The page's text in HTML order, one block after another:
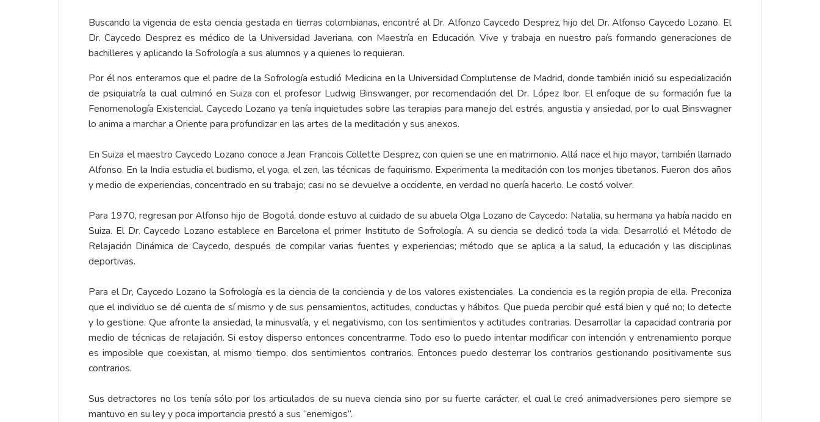
Buscando la vigencia de esta ciencia gestada en tierras colombianas, encontré al Dr. Alfonzo Caycedo Desprez, hijo del Dr. Alfonso Caycedo Lozano. El
Dr. Caycedo Desprez es médico de la Universidad Javeriana, con Maestría en Educación. Vive y trabaja en nuestro país formando generaciones de
bachilleres y aplicando la Sofrología a sus alumnos y a quienes lo requieran.
Por él nos enteramos que el padre de la Sofrología estudió Medicina en la Universidad Complutense de Madrid, donde también inició su especialización
de psiquiatría la cual culminó en Suiza con el profesor Ludwig Binswanger, por recomendación del Dr. López Ibor. El enfoque de su formación fue la
Fenomenología Existencial. Caycedo Lozano ya tenía inquietudes sobre las terapias para manejo del estrés, angustia y ansiedad, por lo cual Binswagner
lo anima a marchar a Oriente para profundizar en las artes de la meditación y sus anexos.
En Suiza el maestro Caycedo Lozano conoce a Jean Francois Collette Desprez, con quien se une en matrimonio. Allá nace el hijo mayor, también llamado
Alfonso. En la India estudia el budismo, el yoga, el zen, las técnicas de faquirismo. Experimenta la meditación con los monjes tibetanos. Fueron dos años
y medio de experiencias, concentrado en su trabajo; casi no se devuelve a occidente, en verdad no quería hacerlo. Le costó volver.
Para 1970, regresan por Alfonso hijo de Bogotá, donde estuvo al cuidado de su abuela Olga Lozano de Caycedo: Natalia, su hermana ya había nacido en
Suiza. El Dr. Caycedo Lozano establece en Barcelona el primer Instituto de Sofrología. A su ciencia se dedicó toda la vida. Desarrolló el Método de
Relajación Dinámica de Caycedo, después de compilar varias fuentes y experiencias; método que se aplica a la salud, la educación y las disciplinas
deportivas.
Para el Dr, Caycedo Lozano la Sofrología es la ciencia de la conciencia y de los valores existenciales. La conciencia es la región propia de ella. Preconiza
que el individuo se dé cuenta de sí mismo y de sus pensamientos, actitudes, conductas y hábitos. Que pueda percibir qué está bien y qué no; lo detecte
y lo gestione. Que afronte la ansiedad, la minusvalía, y el negativismo, con los sentimientos y actitudes contrarias. Desarrollar la capacidad contraria por
medio de técnicas de relajación. Si estoy disperso entonces concentrarme. Todo eso lo puedo intentar modificar con intención y entrenamiento porque
es imposible que coexistan, al mismo tiempo, dos sentimientos contrarios. Entonces puedo desterrar los contrarios gestionando positivamente sus
contrarios.
Sus detractores no los tenía sólo por los articulados de su nueva ciencia sino por su fuerte carácter, el cual le creó animadversiones pero siempre se
mantuvo en su ley y poca importancia prestó a sus “enemigos”.